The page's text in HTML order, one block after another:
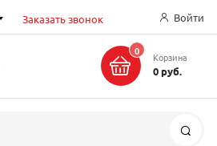
Заказать звонок Войти
0 Корзина
0 руб.